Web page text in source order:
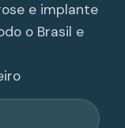
e implante
o Brasil e